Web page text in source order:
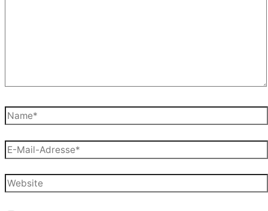
Name*
E-
Mail-
Adresse*
Website